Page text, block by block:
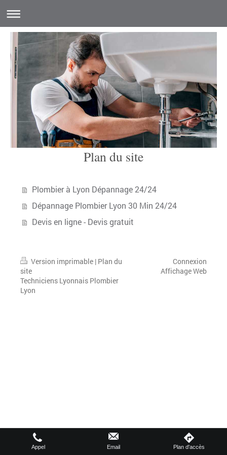
Plan du site
Plombier à Lyon Dépannage 24/24
Dépannage Plombier Lyon 30 Min 24/24
Devis en ligne - Devis gratuit
Version imprimable | Plan du
site
Techniciens Lyonnais Plombier
Lyon
Connexion
Affichage Web
Appel Email Plan d'accès